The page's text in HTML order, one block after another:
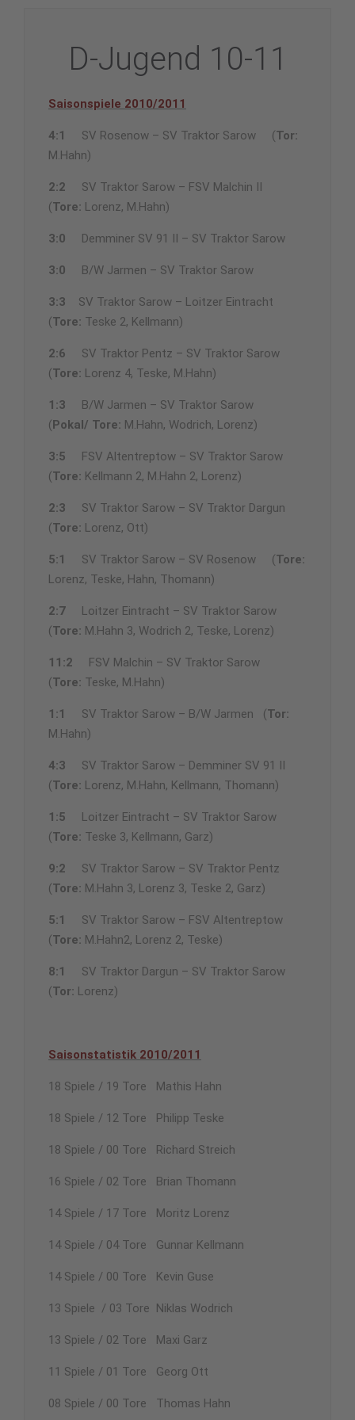
D-Jugend 10-11
Saisonspiele 2010/2011
4:1 SV Rosenow – SV Traktor Sarow (Tor:
M.Hahn)
2:2 SV Traktor Sarow – FSV Malchin II
(Tore: Lorenz, M.Hahn)
3:0 Demminer SV 91 II – SV Traktor Sarow
3:0 B/W Jarmen – SV Traktor Sarow
3:3 SV Traktor Sarow – Loitzer Eintracht
(Tore: Teske 2, Kellmann)
2:6 SV Traktor Pentz – SV Traktor Sarow
(Tore: Lorenz 4, Teske, M.Hahn)
1:3 B/W Jarmen – SV Traktor Sarow
(Pokal/ Tore: M.Hahn, Wodrich, Lorenz)
3:5 FSV Altentreptow – SV Traktor Sarow
(Tore: Kellmann 2, M.Hahn 2, Lorenz)
2:3
SV Traktor Sarow – SV Traktor Dargun
(Tore: Lorenz, Ott)
5:1 SV Traktor Sarow – SV Rosenow (Tore:
Lorenz, Teske, Hahn, Thomann)
2:7 Loitzer Eintracht – SV Traktor Sarow
(Tore: M.Hahn 3, Wodrich 2, Teske, Lorenz)
11:2 FSV Malchin – SV Traktor Sarow
(Tore: Teske, M.Hahn)
1:1 SV Traktor Sarow – B/W Jarmen (Tor:
M.Hahn)
4:3 SV Traktor Sarow – Demminer SV 91 II
(Tore: Lorenz, M.Hahn, Kellmann, Thomann)
1:5 Loitzer Eintracht – SV Traktor Sarow
(Tore: Teske 3, Kellmann, Garz)
9:2 SV Traktor Sarow – SV Traktor Pentz
(Tore: M.Hahn 3, Lorenz 3, Teske 2, Garz)
5:1
SV Traktor Sarow – FSV Altentreptow
(Tore: M.Hahn2, Lorenz 2, Teske)
8:1
SV Traktor Dargun – SV Traktor Sarow
(Tor: Lorenz)
Saisonstatistik 2010/2011
18 Spiele / 19 Tore Mathis Hahn
18 Spiele / 12 Tore Philipp Teske
18 Spiele / 00 Tore Richard Streich
16 Spiele / 02 Tore Brian Thomann
14 Spiele / 17 Tore Moritz Lorenz
14 Spiele / 04 Tore Gunnar Kellmann
14 Spiele / 00 Tore Kevin Guse
13 Spiele / 03 Tore Niklas Wodrich
13 Spiele / 02 Tore Maxi Garz
11 Spiele / 01 Tore Georg Ott
08 Spiele / 00 Tore Thomas Hahn